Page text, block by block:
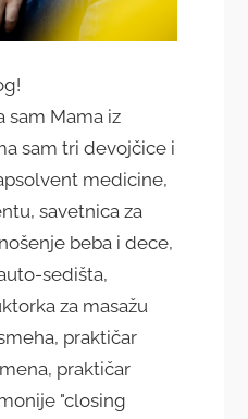
sam Mama iz
sam tri devojčice i
medicine,
savetnica za
beba i dece,
sedišta,
za masažu
praktičar
praktičar
"closing